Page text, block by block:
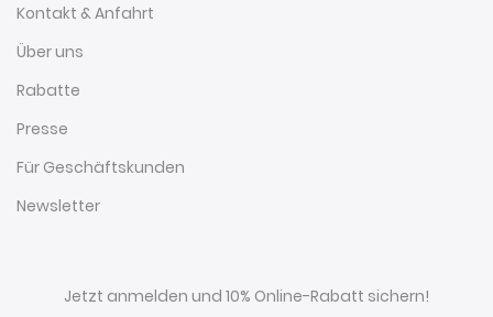
Kontakt & Anfahrt
Über uns
Rabatte
Presse
Für Geschäftskunden
Newsletter
Jetzt anmelden und 10% Online-Rabatt sichern!